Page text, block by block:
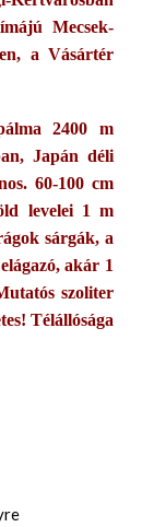
Mecsek-
a Vásártér
2400 m
Japán déli
60-100 cm
levelei 1 m
sárgák, a
akár 1
szoliter
Télállósága